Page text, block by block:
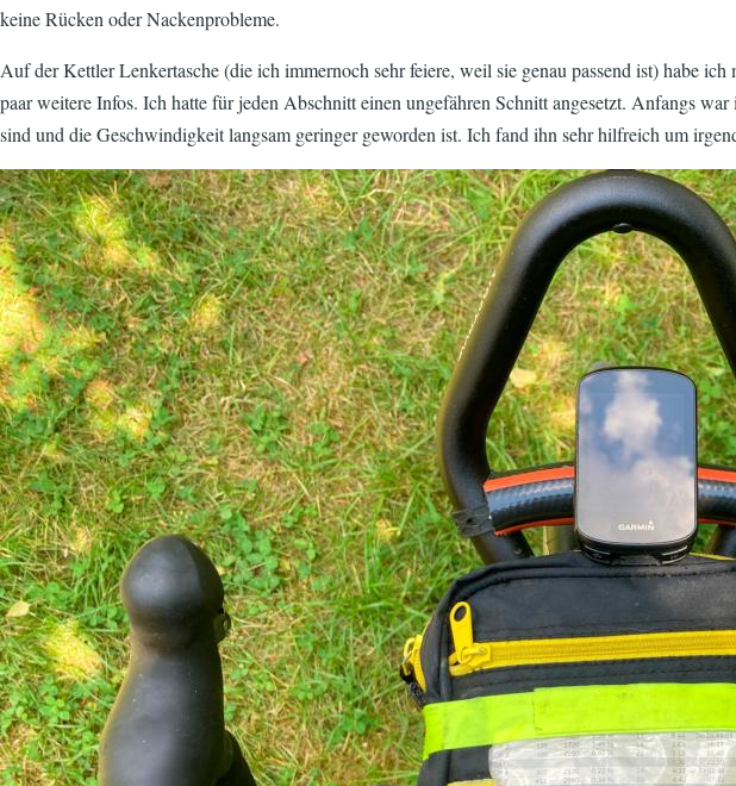
keine Rücken oder Nackenprobleme.
Auf der Kettler Lenkertasche (die ich immernoch sehr feiere, weil sie genau passend ist) habe
paar weitere Infos. Ich hatte für jeden Abschnitt einen ungefähren Schnitt angesetzt. Anfangs
sind und die Geschwindigkeit langsam geringer geworden ist. Ich fand ihn sehr hilfreich um
Image